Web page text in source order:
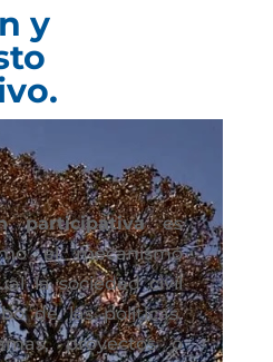
y
participativaes
el mecanismo
la sociedad civil
de las políticas,
proyectos o